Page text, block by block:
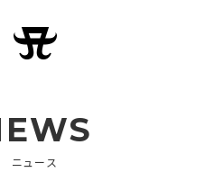
ニュース